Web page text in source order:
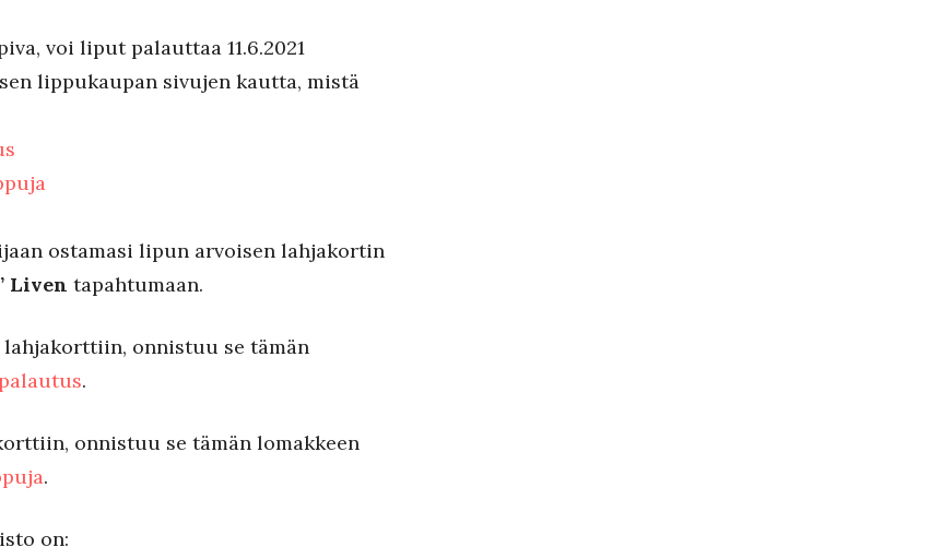
voi liput palauttaa 11.6.2021
lippukaupan sivujen kautta, mistä
ostamasi lipun arvoisen lahjakortin
Liven tapahtumaan.
onnistuu se tämän
.
onnistuu se tämän lomakkeen
.
on: